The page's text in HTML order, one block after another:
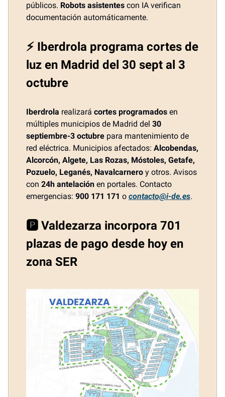
públicos. Robots asistentes con IA verifican
documentación automáticamente.
⚡ Iberdrola programa cortes de
luz en Madrid del 30 sept al 3
octubre
Iberdrola realizará cortes programados en
múltiples municipios de Madrid del 30
septiembre-3 octubre para mantenimiento de
red eléctrica. Municipios afectados: Alcobendas,
Alcorcón, Algete, Las Rozas, Móstoles, Getafe,
Pozuelo, Leganés, Navalcarnero y otros. Avisos
con 24h antelación en portales. Contacto
emergencias: 900 171 171 o contacto@i-de.es.
🅿️ Valdezarza incorpora 701
plazas de pago desde hoy en
zona SER